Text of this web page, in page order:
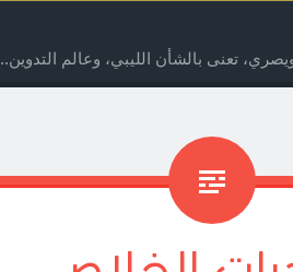
تعنى بالشأن الليبي، وعالم التدوين..